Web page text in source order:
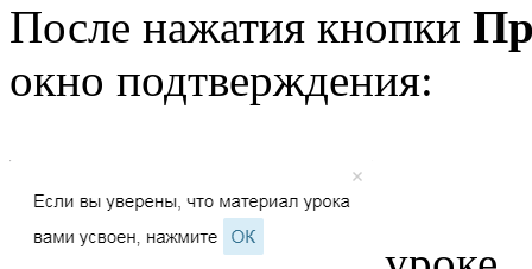
После нажатия кнопки
окно подтверждения: